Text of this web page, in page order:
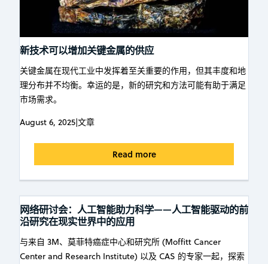
新技术可以增加关键金属的供应
关键金属在现代工业中发挥着至关重要的作用，但其丰度和地
理分布并不均衡。幸运的是，新的研究和方法可能有助于满足
市场需求。
August 6, 2025|文章
Read more
网络研讨会：人工智能助力科学——人工智能驱动的前
沿研究在现实世界中的应用
与来自 3M、莫菲特癌症中心和研究所 (Moffitt Cancer
Center and Research Institute) 以及 CAS 的专家一起，探索